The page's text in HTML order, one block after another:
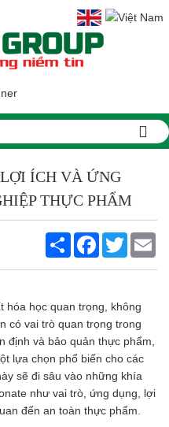
ÍCH VÀ ỨNG
THỰC PHẨM
Share FacebookTwitter
hóa học quan trọng, không
có vai trò quan trọng trong
định và bảo quản thực phẩm,
lựa chọn phổ biến cho các
sẽ đi sâu vào những khía
như vai trò, ứng dụng, lợi
đến an toàn thực phẩm.